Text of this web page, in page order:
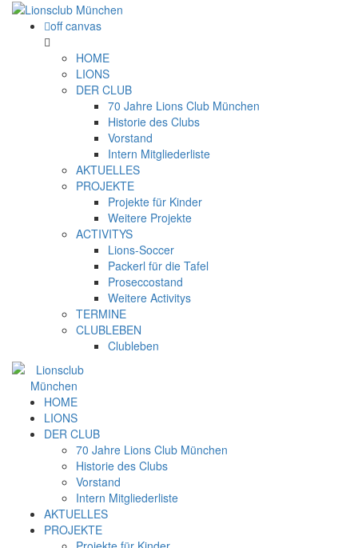
off canvas
HOME
LIONS
DER CLUB
70 Jahre Lions Club München
Historie des Clubs
Vorstand
Intern Mitgliederliste
AKTUELLES
PROJEKTE
Projekte für Kinder
Weitere Projekte
ACTIVITYS
Lions-Soccer
Packerl für die Tafel
Proseccostand
Weitere Activitys
TERMINE
CLUBLEBEN
Clubleben
HOME
LIONS
DER CLUB
70 Jahre Lions Club München
Historie des Clubs
Vorstand
Intern Mitgliederliste
AKTUELLES
PROJEKTE